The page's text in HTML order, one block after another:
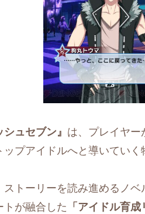
シュセブン』 は、プレイヤー
ップアイドルへと導いてい
ストーリーを読み進めるノ
トが融合した
「アイドル育